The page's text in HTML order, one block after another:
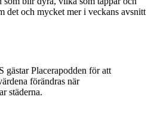
det och mycket mer i veckans avsnitt
gästar Placerapodden för att
förändras när
städerna.